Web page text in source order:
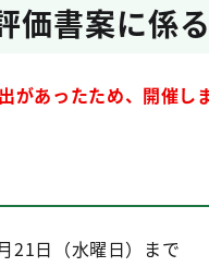
価書案に係
あったため、開催しま
21日（水曜日）まで